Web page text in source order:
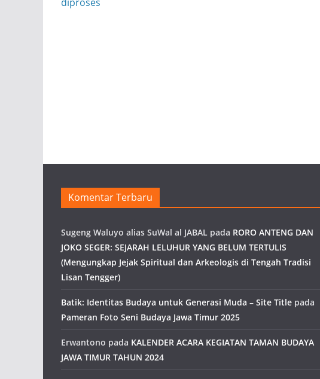
Komentar Terbaru
Sugeng Waluyo alias SuWal al JABAL pada RORO ANTENG DAN
JOKO SEGER: SEJARAH LELUHUR YANG BELUM TERTULIS
(Mengungkap Jejak Spiritual dan Arkeologis di Tengah Tradisi
Lisan Tengger)
Batik: Identitas Budaya untuk Generasi Muda – Site Title pada
Pameran Foto Seni Budaya Jawa Timur 2025
Erwantono pada KALENDER ACARA KEGIATAN TAMAN BUDAYA
JAWA TIMUR TAHUN 2024